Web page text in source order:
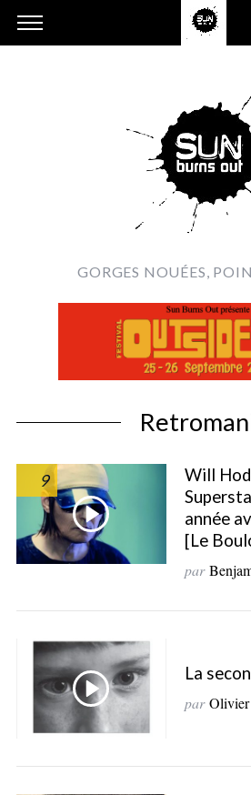
GORGES NOUÉES,
9
Will
année
[Le
par
La
par Olivier